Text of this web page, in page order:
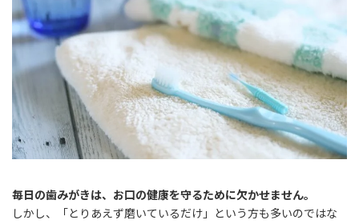
毎日の歯みがきは、お口の健康を守るために欠かせません。
しかし、「とりあえず磨いているだけ」という方も多いのではな